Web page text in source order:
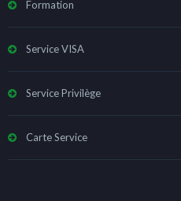
Formation
Service VISA
Service Privilège
Carte Service